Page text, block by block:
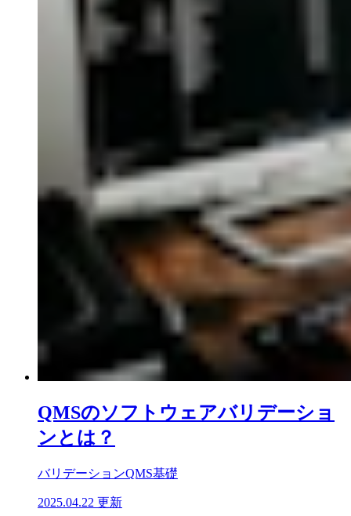
QMSのソフトウェアバリデーショ
ンとは？
バリデーションQMS基礎
2025.04.22 更新